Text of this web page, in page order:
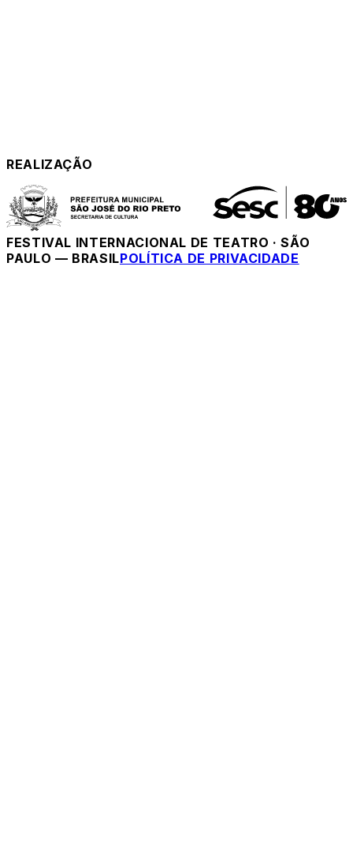
REALIZAÇÃO
FESTIVAL INTERNACIONAL DE TEATRO ·SÃO
PAULO — BRASILPOLÍTICA DE PRIVACIDADE